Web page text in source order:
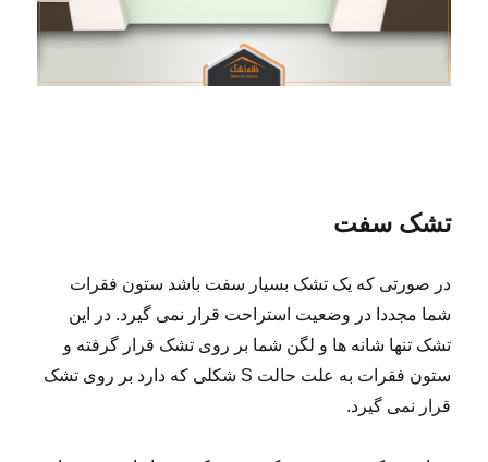
تشک سفت
در صورتی که یک تشک بسیار سفت باشد ستون فقرات
شما مجددا در وضعیت استراحت قرار نمی گیرد. در این
تشک تنها شانه ها و لگن شما بر روی تشک قرار گرفته و
ستون فقرات به علت حالت S شکلی که دارد بر روی تشک
قرار نمی گیرد.